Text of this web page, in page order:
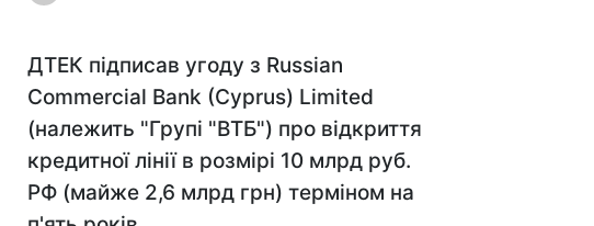
ДТЕК підписав угоду з Russian
Commercial Bank (Cyprus) Limited
(належить "Групі "ВТБ") про відкриття
кредитної лінії в розмірі 10 млрд руб.
РФ (майже 2,6 млрд грн) терміном на